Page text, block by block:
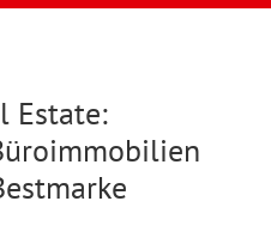
Estate: